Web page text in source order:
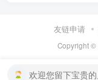
友链申请
Copyright ©
欢迎您留下宝贵的